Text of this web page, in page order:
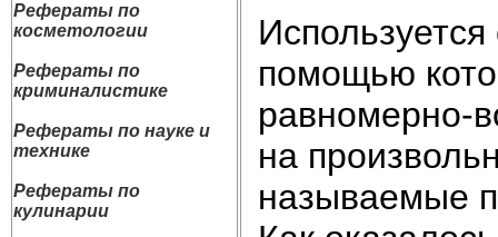
Рефераты по
косметологии
Рефераты по
криминалистике
Рефераты по науке и
технике
Рефераты по
кулинарии
помощью
равномерно-
на
называемые